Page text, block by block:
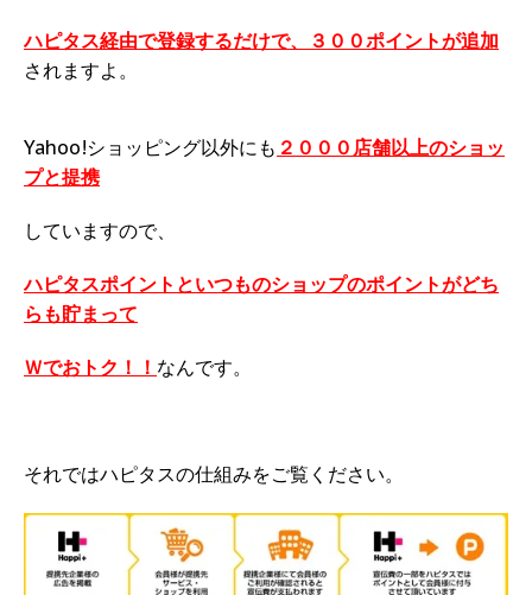
ハピタス経由で登録するだけで、３００ポイントが追加
されますよ。
Yahoo!ショッピング以外にも ２０００店舗以上のショッ
プと提携
していますので、
ハピタスポイントといつものショップのポイントがどち
らも貯まって
Ｗでおトク！！ なんです。
それではハピタスの仕組みをご覧ください。